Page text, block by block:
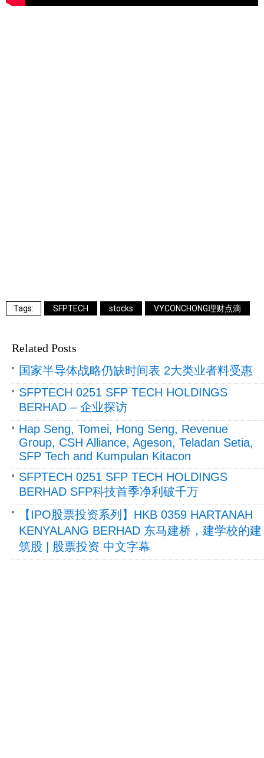
SFPTECH stocks VYCONCHONG理财点滴
Related Posts
国家半导体战略仍缺时间表 2大类业者料受惠
SFPTECH 0251 SFP TECH HOLDINGS
BERHAD – 企业探访
Hap Seng, Tomei, Hong Seng, Revenue
Group, CSH Alliance, Ageson, Teladan Setia,
SFP Tech and Kumpulan Kitacon
SFPTECH 0251 SFP TECH HOLDINGS
BERHAD SFP科技首季净利破千万
【IPO股票投资系列】HKB 0359 HARTANAH
KENYALANG BERHAD 东马建桥，建学校的建
筑股 | 股票投资 中文字幕